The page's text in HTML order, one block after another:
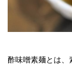
酢味噌素麺とは、